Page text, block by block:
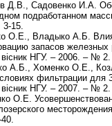
Д.В., Садовенко И.А.
подработанном
3-15.
О.Е., Владыко А.Б.
запасов
вісник НГУ. – 2006. – №
А.Б., Хоменко О.Е.,
фильтрации для
вісник НГУ. – 2007. – №
О.Е.